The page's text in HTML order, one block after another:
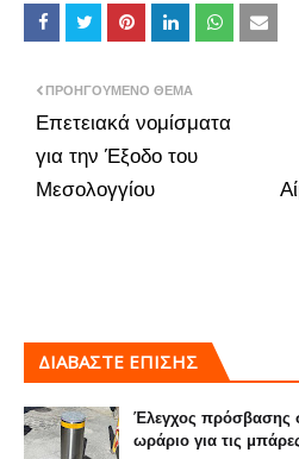
ΠΡΟΗΓΟΎΜΕΝΟ ΘΈΜΑ
Επετειακά νομίσματα
για την Έξοδο του
Μεσολογγίου
ΔΙΑΒΑΣΤΕ ΕΠΙΣΗΣ
Έλεγχος πρόσβασης
ωράριο για τις